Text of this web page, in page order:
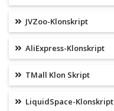
JVZoo-Klonskript
AliExpress-Klonskript
TMall Klon Skript
LiquidSpace-Klonskript